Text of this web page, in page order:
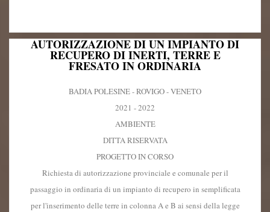
AUTORIZZAZIONE DI UN IMPIANTO DI
RECUPERO DI INERTI, TERRE E
FRESATO IN ORDINARIA
BADIA POLESINE - ROVIGO - VENETO
2021 - 2022
AMBIENTE
DITTA RISERVATA
PROGETTO IN CORSO
Richiesta di autorizzazione provinciale e comunale per il
passaggio in ordinaria di un impianto di recupero in semplificata
per l'inserimento delle terre in colonna A e B ai sensi della legge